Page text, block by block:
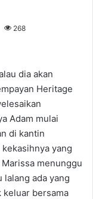
268
dia akan
Heritage
Adam mulai
di kantin
yang
menunggu
lalang ada yang
keluar bersama